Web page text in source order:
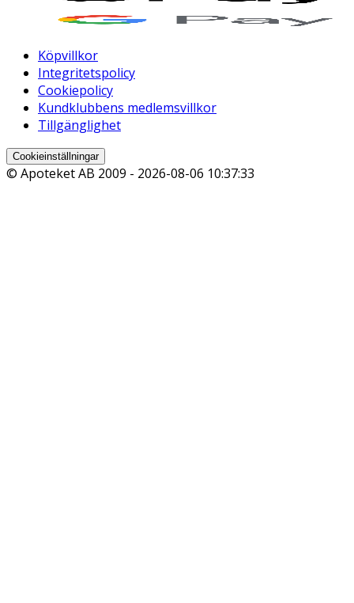
Köpvillkor
Integritetspolicy
Cookiepolicy
Kundklubbens medlemsvillkor
Tillgänglighet
Cookieinställningar
© Apoteket AB 2009 - 2026-08-06 10:37:33